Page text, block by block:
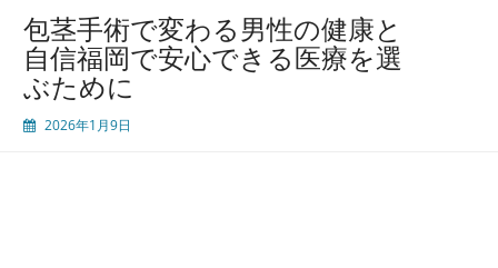
包茎手術で変わる男性の健康と
自信福岡で安心できる医療を選
ぶために
2026年1月9日